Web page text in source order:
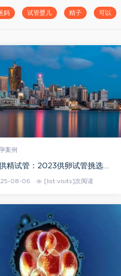
妈 试管婴儿 精子 可以
案例
精试管：2023供卵试管挑选医
南：带你找到合适的医院做试管
08-06 [list:visits]次阅读